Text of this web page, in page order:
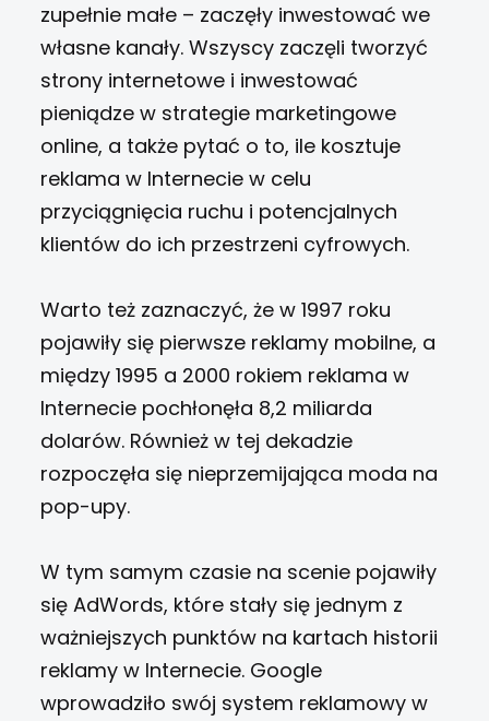
zupełnie małe – zaczęły inwestować we
własne kanały. Wszyscy zaczęli tworzyć
strony internetowe i inwestować
pieniądze w strategie marketingowe
online, a także pytać o to, ile kosztuje
reklama w Internecie w celu
przyciągnięcia ruchu i potencjalnych
klientów do ich przestrzeni cyfrowych.
Warto też zaznaczyć, że w 1997 roku
pojawiły się pierwsze reklamy mobilne, a
między 1995 a 2000 rokiem reklama w
Internecie pochłonęła 8,2 miliarda
dolarów. Również w tej dekadzie
rozpoczęła się nieprzemijająca moda na
pop-upy.
W tym samym czasie na scenie pojawiły
się AdWords, które stały się jednym z
ważniejszych punktów na kartach historii
reklamy w Internecie. Google
wprowadziło swój system reklamowy w